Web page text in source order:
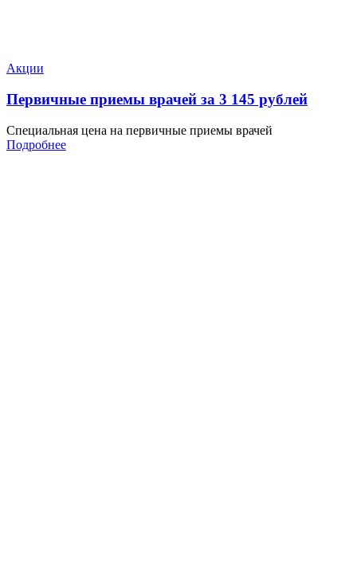
Акции
Первичные приемы врачей за 3 145 рублей
Специальная цена на первичные приемы врачей
Подробнее